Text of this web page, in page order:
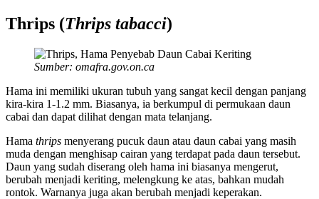
Thrips (Thrips tabacci)
Sumber: omafra.gov.on.ca
Hama ini memiliki ukuran tubuh yang sangat kecil dengan panjang
kira-kira 1-1.2 mm. Biasanya, ia berkumpul di permukaan daun
cabai dan dapat dilihat dengan mata telanjang.
Hama thrips menyerang pucuk daun atau daun cabai yang masih
muda dengan menghisap cairan yang terdapat pada daun tersebut.
Daun yang sudah diserang oleh hama ini biasanya mengerut,
berubah menjadi keriting, melengkung ke atas, bahkan mudah
rontok. Warnanya juga akan berubah menjadi keperakan.